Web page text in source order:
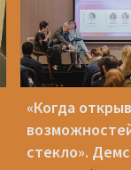
«Когда
стекло».